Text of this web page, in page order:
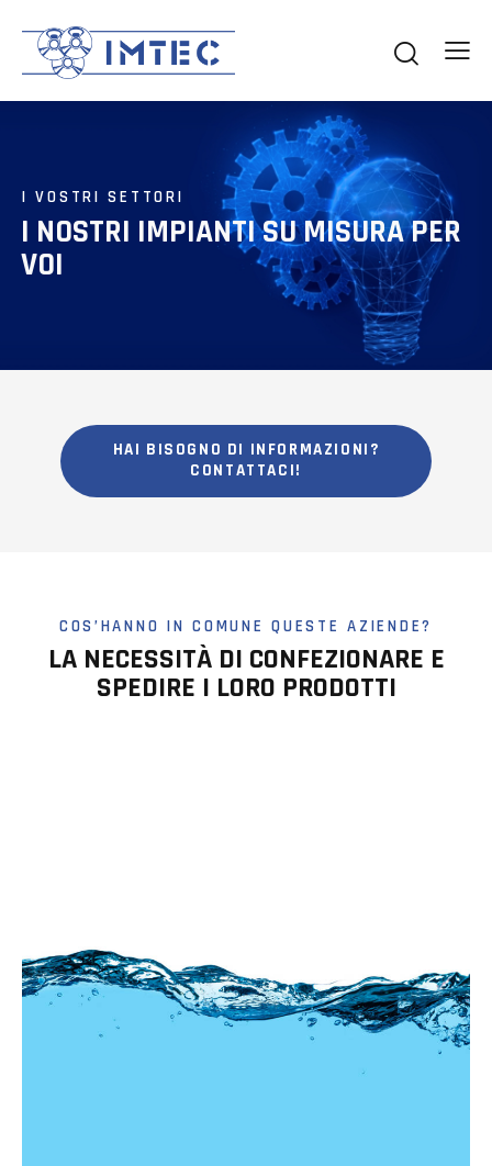
I VOSTRI SETTORI
I NOSTRI IMPIANTI SU MISURA PER
VOI
HAI BISOGNO DI INFORMAZIONI?
CONTATTACI!
COS’HANNO IN COMUNE QUESTE AZIENDE?
LA NECESSITÀ DI CONFEZIONARE E
SPEDIRE I LORO PRODOTTI